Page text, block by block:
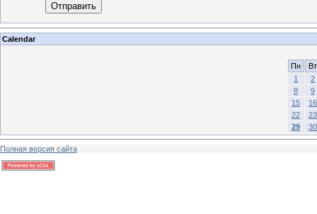
Отправить
Calendar
Пн
Вт
1
2
8
9
15
16
22
23
29
30
Полная версия сайта